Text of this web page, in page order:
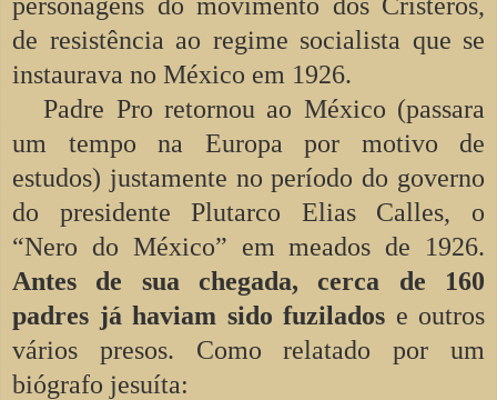
de resistência ao regime socialista que se
instaurava no México em 1926.
Padre Pro retornou ao México (passara
um tempo na Europa por motivo de
estudos) justamente no período do governo
do presidente Plutarco Elias Calles, o
“Nero do México” em meados de 1926.
Antes de sua chegada, cerca de 160
padres já haviam sido fuzilados e outros
vários presos. Como relatado por um
biógrafo jesuíta: